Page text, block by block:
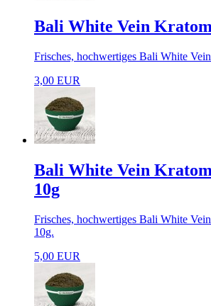
Bali White Vein
Frisches, hochwertiges Bali White
3,00 EUR
Bali White Vein
10g
Frisches, hochwertiges Bali White
10g.
5,00 EUR